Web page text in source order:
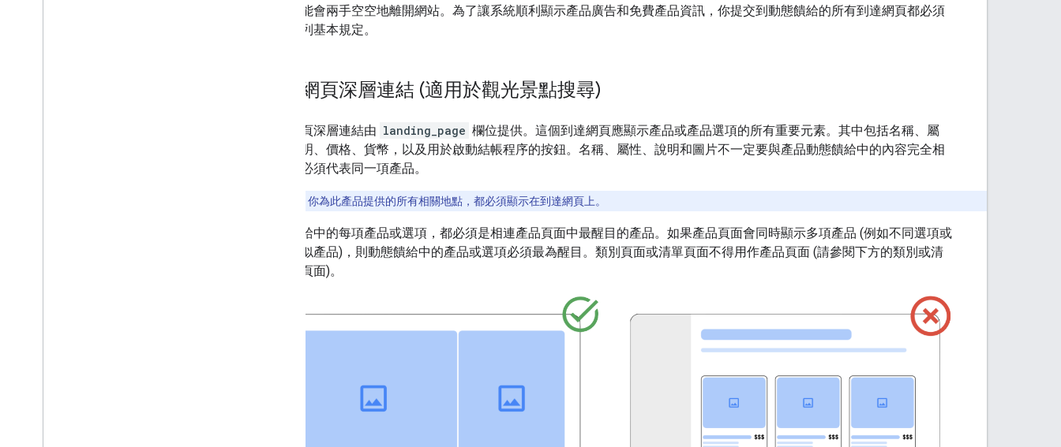
者很可能會兩手空空地離開網站。為了讓系統順利顯示產品廣告和免費產品資訊，你提交到動態饋給的所有到達網頁都必須
符合下列基本規定。
到達網頁深層連結 (適用於觀光景點搜尋)
到達網頁深層連結由 landing_page 欄位提供。這個到達網頁應顯示產品或產品選項的所有重要元素。其中包括名稱、屬
性、說明、價格、貨幣，以及用於啟動結帳程序的按鈕。名稱、屬性、說明和圖片不一定要與產品動態饋給中的內容完全相
同，但必須代表同一項產品。
你為此產品提供的所有相關地點，都必須顯示在到達網頁上。
動態饋給中的每項產品或選項，都必須是相連產品頁面中最醒目的產品。如果產品頁面會同時顯示多項產品 (例如不同選項或
其他類似產品)，則動態饋給中的產品或選項必須最為醒目。類別頁面或清單頁面不得用作產品頁面 (請參閱下方的類別或清
單檢視頁面)。